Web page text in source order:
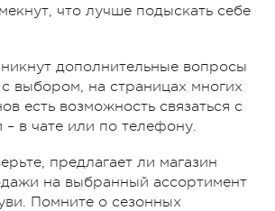
что лучше подыскать себе
дополнительные вопросы
выбором, на страницах многих
есть возможность связаться с
– в чате или по телефону.
предлагает ли магазин
на выбранный ассортимент
Помните о сезонных